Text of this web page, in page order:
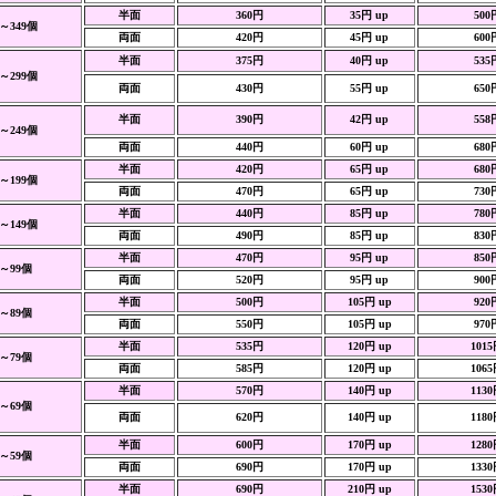
349個
半面 360円 35円 up
500
両面
420円 45円 up 600
299個
半面 375円 40円 up 535
両面 430円 55円 up 650
249個
半面 390円 42円 up 558
両面 440円 60円 up 680
199個
半面 420円 65円 up
680
両面
470円 65円 up 730
149個
半面 440円 85円 up
780
両面
490円 85円 up 830
99個
半面 470円 95円 up
850
両面
520円 95円 up 900
89個
半面 500円 105円 up
920
両面
550円 105円 up 970
79個
半面 535円 120円 up
1015
両面
585円 120円 up 1065
69個
半面 570円 140円 up 1130
両面 620円 140円 up 1180
59個
半面 600円 170円 up
1280
両面
690円 170円 up 1330
半面 690円 210円 up
1530